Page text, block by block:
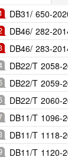
DB31/ 650-
耗限额（上海
DB46/ 282-
能耗和电耗限
DB46/ 283-
产品综合能耗
准）
DB22/T 2058-
（吉林省地方
DB22/T 2059-
耗限额（吉林
DB22/T 2060-
林省地方标准）
DB11/T 1096-
限额（北京市
DB11/T 1118-
限额（北京市
DB11/T 1120-